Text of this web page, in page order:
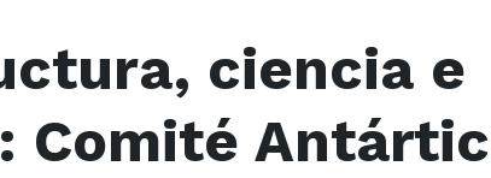
ciencia e
Comité